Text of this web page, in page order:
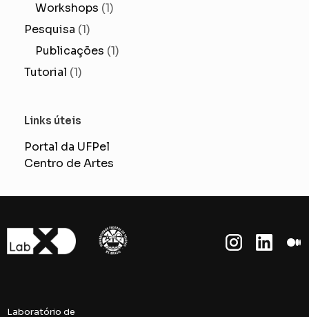
Workshops (1)
Pesquisa (1)
Publicações (1)
Tutorial (1)
Links úteis
Portal da UFPel
Centro de Artes
Laboratório de